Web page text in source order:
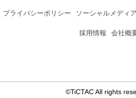
プライバシーポリシー ソーシャルメディ
採用情報
会社概
©TiCTAC All rights